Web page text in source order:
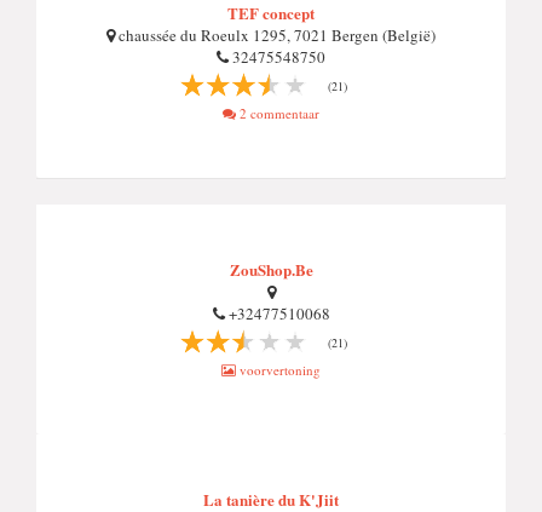
TEF concept
chaussée du Roeulx 1295, 7021 Bergen (België)
32475548750
(21)
2 commentaar
ZouShop.Be
+32477510068
(21)
voorvertoning
La tanière du K'Jiit